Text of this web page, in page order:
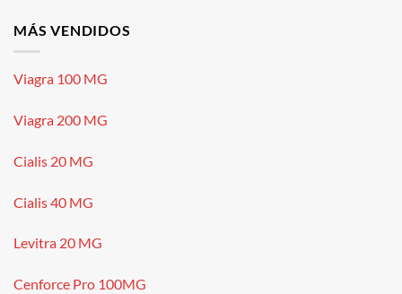
MÁS VENDIDOS
Viagra 100 MG
Viagra 200 MG
Cialis 20 MG
Cialis 40 MG
Levitra 20 MG
Cenforce Pro 100MG